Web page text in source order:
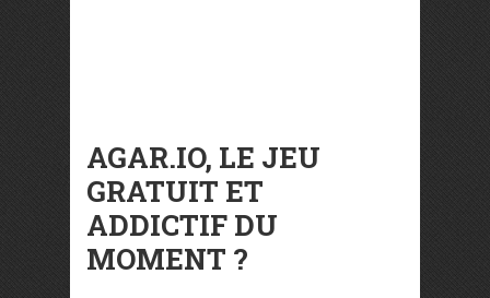
AGAR.IO, LE JEU
GRATUIT ET
ADDICTIF DU
MOMENT ?